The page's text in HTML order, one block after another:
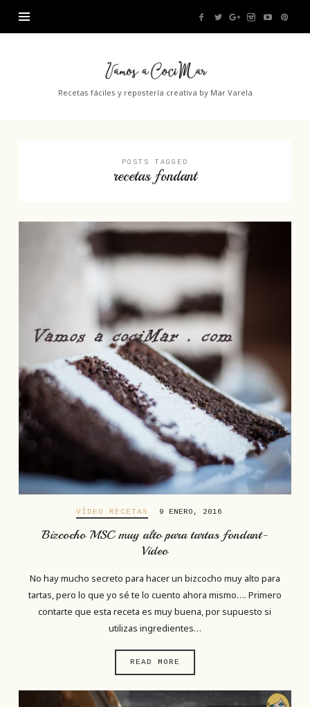
Vamos
CociMar
Recetas fáciles y repostería creativa by Mar Varela
POSTS TAGGED
recetas fondant
VÍDEO RECETAS 9 ENERO, 2016
Bizcocho MSC muy alto para tartas fondant-
Video
No hay mucho secreto para hacer un bizcocho muy alto para
tartas, pero lo que yo sé te lo cuento ahora mismo…. Primero
contarte que esta receta es muy buena, por supuesto si
utilizas ingredientes…
READ MORE